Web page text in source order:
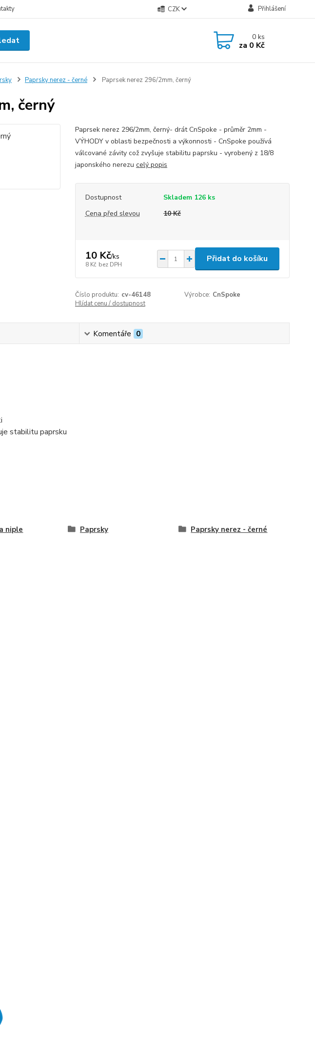
CZK Přihlášení
0ks
za 0 Kč
Paprsky nerez - černé Paprsek nerez 296/2mm, černý
černý
Paprsek nerez 296/2mm, černý- drát CnSpoke - průměr 2mm -
VÝHODY v oblasti bezpečnosti a výkonnosti - CnSpoke používá
válcované závity což zvyšuje stabilitu paprsku - vyrobený z 18/8
japonského nerezu celý popis
Dostupnost
Skladem 126 ks
Cena před slevou
10 Kč
10 Kč/ks
8 Kč bez DPH
Přidat do košíku
Číslo produktu: cv-46148 Výrobce: CnSpoke
Hlídat cenu / dostupnost
Komentáře 0
stabilitu paprsku
niple Paprsky Paprsky nerez - černé